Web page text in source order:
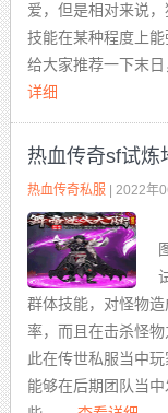
爱，但是相对来说
技能在某种程度上
给大家推荐一下末日
详细
热血传奇sf试炼
热血传奇私服 | 2022年
群体技能，对怪物
率，而且在击杀怪
此在传世私服当中
能够在后期团队当